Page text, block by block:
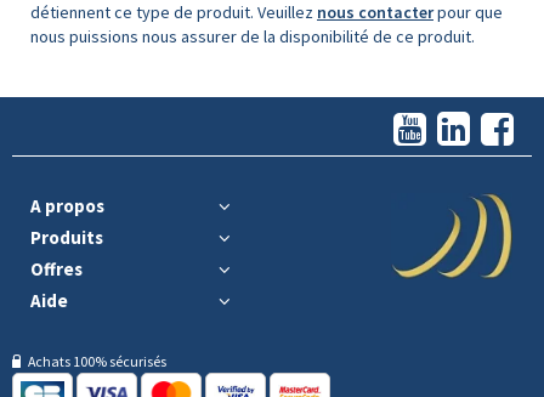
détiennent ce type de produit. Veuillez nous contacterpour que
nous puissions nous assurer de la disponibilité de ce produit.
A propos
Produits
Offres
Aide
Achats 100% sécurisés